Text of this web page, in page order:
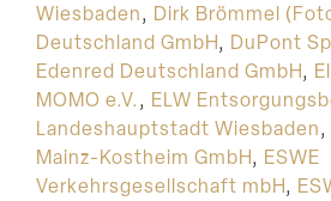
Wiesbaden, Dirk Brömmel
Deutschland GmbH, DuPont
Edenred Deutschland GmbH,
MOMO e.V., ELW
Landeshauptstadt Wiesbaden,
Mainz-Kostheim GmbH, ESWE
Verkehrsgesellschaft mbH,